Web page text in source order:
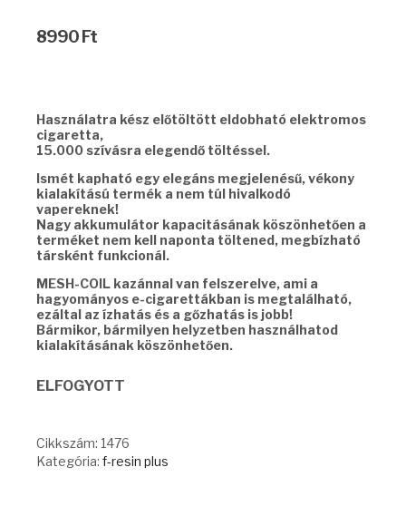
8990 Ft
Használatra kész előtöltött eldobható elektromos
cigaretta,
15.000 szívásra elegendő töltéssel.
Ismét kapható egy elegáns megjelenésű, vékony
kialakítású termék a nem túl hivalkodó
vapereknek!
Nagy akkumulátor kapacitásának köszönhetően a
terméket nem kell naponta töltened, megbízható
társként funkcionál.
MESH-COIL kazánnal van felszerelve, ami a
hagyományos e-cigarettákban is megtalálható,
ezáltal az ízhatás és a gőzhatás is jobb!
Bármikor, bármilyen helyzetben használhatod
kialakításának köszönhetően.
ELFOGYOTT
Cikkszám: 1476
Kategória: f-resin plus